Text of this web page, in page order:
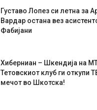
Густаво Лопез си летна за
Вардар остана вез
Фабијани
Хиберниан – Шкендија на
Тетовскиот клуб ги откупи
мечот во Шкотска!